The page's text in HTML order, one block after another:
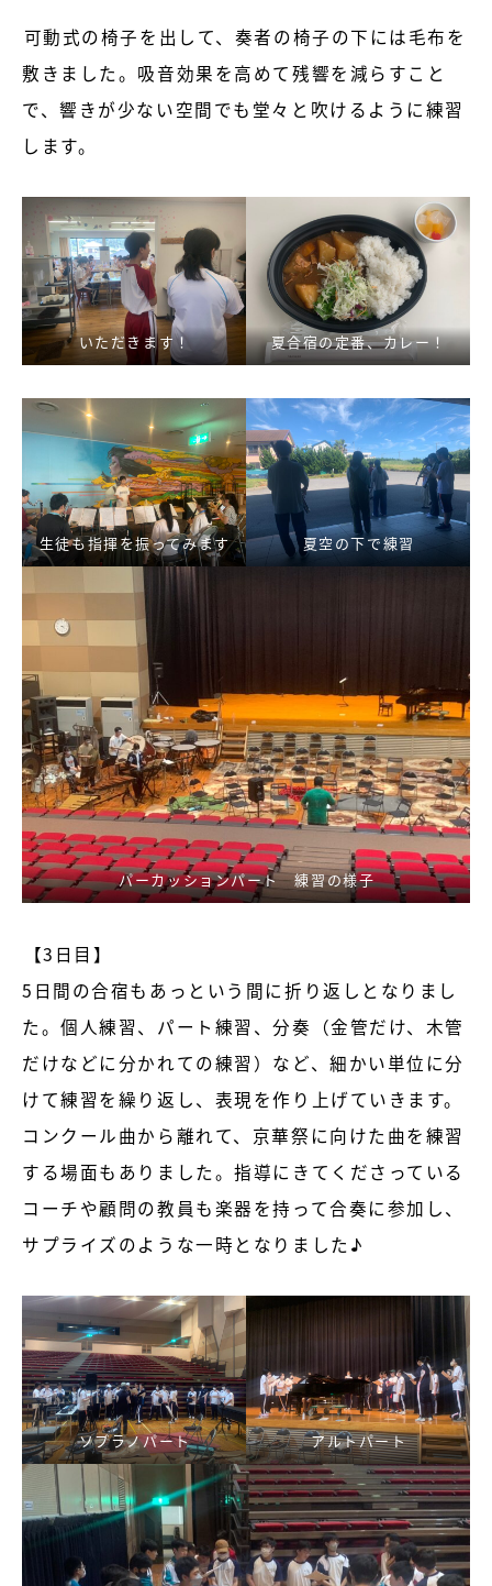
可動式の椅子を出して、奏者の椅子の下には毛布を
敷きました。吸音効果を高めて残響を減らすこと
で、響きが少ない空間でも堂々と吹けるように練習
します。
いただきます！ 夏合宿の定番、カレー！
生徒も指揮を振ってみます 夏空の下で練習
パーカッションパート 練習の様子
【3日目】
5日間の合宿もあっという間に折り返しとなりまし
た。個人練習、パート練習、分奏（金管だけ、木管
だけなどに分かれての練習）など、細かい単位に分
けて練習を繰り返し、表現を作り上げていきます。
コンクール曲から離れて、京華祭に向けた曲を練習
する場面もありました。指導にきてくださっている
コーチや顧問の教員も楽器を持って合奏に参加し、
サプライズのような一時となりました♪
ソプラノパート アルトパート